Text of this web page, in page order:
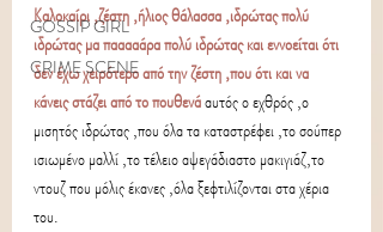
GOSSIP GIRL
CRIME SCENE
Καλοκαίρι ,ζέστη ,ήλιος θάλασσα ,ιδρώτας πολύ
ιδρώτας μα πααααάρα πολύ ιδρώτας και εννοείται ότι
δεν έχω χειρότερο από την ζέστη ,που ότι και να
κάνεις στάζει από το πουθενά αυτός ο εχθρός ,ο
μισητός ιδρώτας ,που όλα τα καταστρέφει ,το σούπερ
ισιωμένο μαλλί ,το τέλειο αψεγάδιαστο μακιγιάζ,το
ντουζ που μόλις έκανες ,όλα ξεφτιλίζονται στα χέρια
του.